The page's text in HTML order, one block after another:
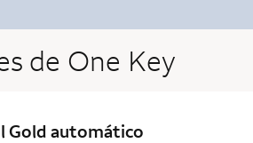
de One Key
Gold automático